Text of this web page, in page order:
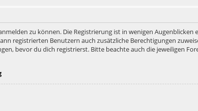
zu können. Die Registrierung ist in wenigen
registrierten Benutzern auch zusätzliche Berechtigungen
bevor du dich registrierst. Bitte beachte auch die jeweiligen